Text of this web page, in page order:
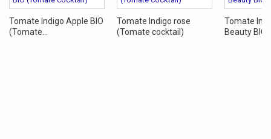
Tomate Indigo Apple BIO
(Tomate...
Tomate Indigo rose
(Tomate cocktail)
Tomate
Beauty BIO